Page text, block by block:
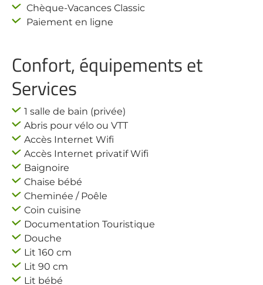
Chèque-Vacances Classic
Paiement en ligne
Confort, équipements et
Services
1 salle de bain (privée)
Abris pour vélo ou VTT
Accès Internet Wifi
Accès Internet privatif Wifi
Baignoire
Chaise bébé
Cheminée / Poêle
Coin cuisine
Documentation Touristique
Douche
Lit 160 cm
Lit 90 cm
Lit bébé